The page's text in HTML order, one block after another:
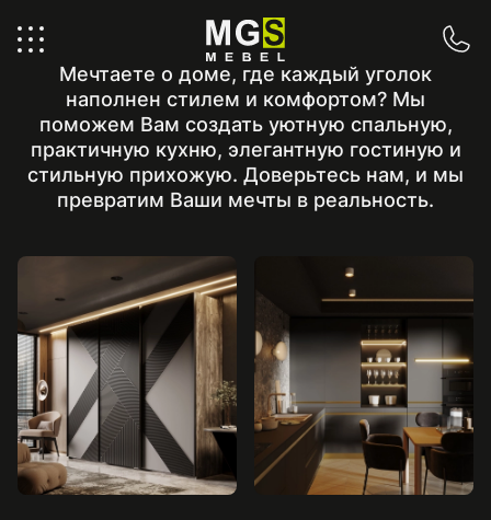
Мечтаете о доме, где каждый уголок
наполнен стилем и комфортом? Мы
поможем Вам создать уютную спальную,
практичную кухню, элегантную гостиную и
стильную прихожую. Доверьтесь нам, и мы
превратим Ваши мечты в реальность.